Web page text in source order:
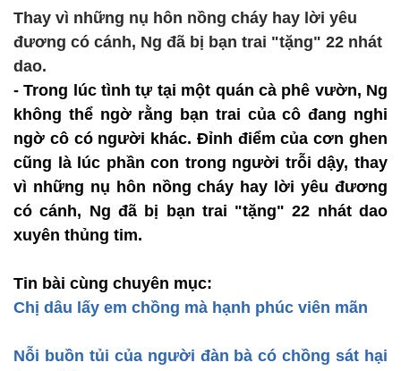
Thay vì những nụ hôn nồng cháy hay lời yêu
đương có cánh, Ng đã bị bạn trai "tặng" 22 nhát
dao.
- Trong lúc tình tự tại một quán cà phê vườn, Ng
không thể ngờ rằng bạn trai của cô đang nghi
ngờ cô có người khác. Đỉnh điểm của cơn ghen
cũng là lúc phần con trong người trỗi dậy, thay
vì những nụ hôn nồng cháy hay lời yêu đương
có cánh, Ng đã bị bạn trai "tặng" 22 nhát dao
xuyên thủng tim.
Tin bài cùng chuyên mục:
Chị dâu lấy em chồng mà hạnh phúc viên mãn
Nỗi buồn tủi của người đàn bà có chồng sát hại